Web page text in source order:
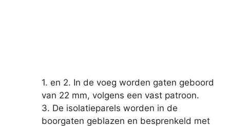
1. en 2. In de voeg worden gaten geboord
van 22 mm, volgens een vast patroon.
3. De isolatieparels worden in de
boorgaten geblazen en besprenkeld met